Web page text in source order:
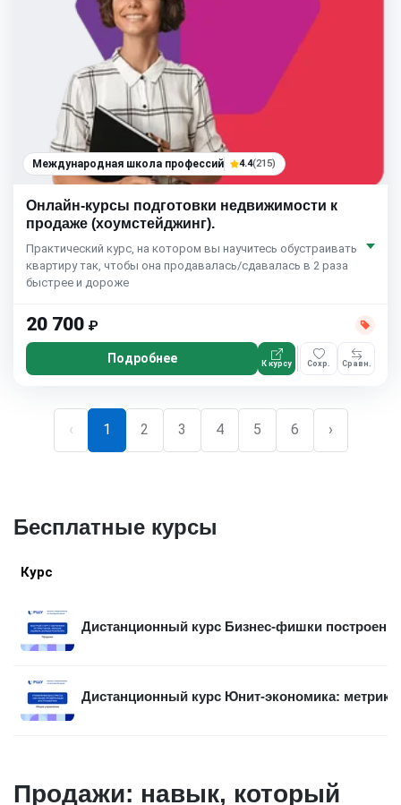
Международная школа профессий 4.4(215)
Онлайн-курсы подготовки недвижимости к
продаже (хоумстейджинг).
Практический курс, на котором вы научитесь обустраивать
квартиру так, чтобы она продавалась/сдавалась в 2 раза
быстрее и дороже
20 700 ₽
Подробнее К курсу Сохр. Сравн.
‹ 1 2 3 4 5 6 ›
Бесплатные курсы
Курс
Дистанционный курс Бизнес-фишки
Дистанционный курс Юнит-экономика:
Продажи: навык, который